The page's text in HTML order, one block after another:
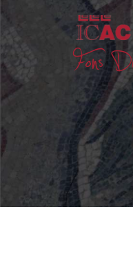
to
content